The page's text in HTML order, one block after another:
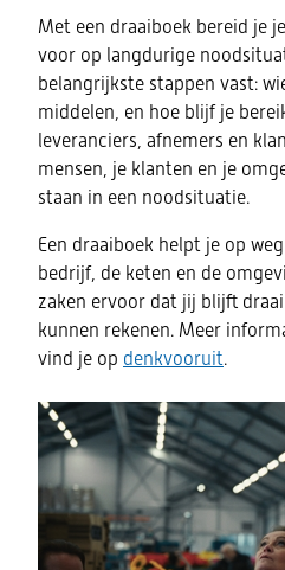
Met een draaiboek bereid je
voor op langdurige
belangrijkste stappen vast:
middelen, en hoe blijf je
leveranciers, afnemers en
mensen, je klanten en je
staan in een noodsituatie.
Een draaiboek helpt je op
bedrijf, de keten en de
zaken ervoor dat jij blijft
kunnen rekenen. Meer
vind je op denkvooruit(opent
nieuw
.